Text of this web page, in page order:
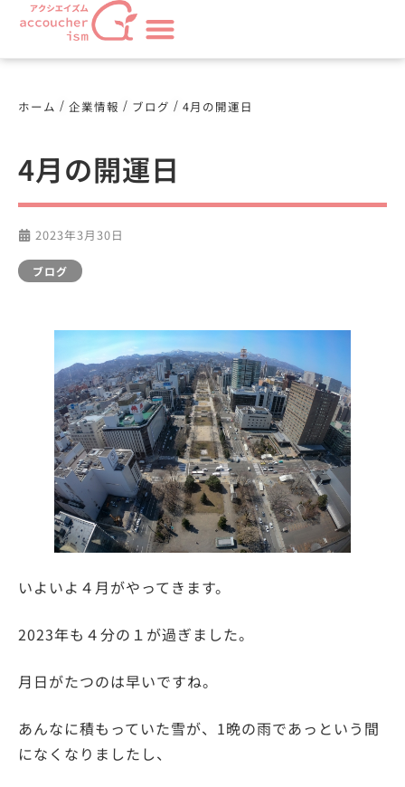
ホーム / 企業情報 / ブログ / 4月の開運日
4月の開運日
2023年3月30日
ブログ
いよいよ４月がやってきます。
2023年も４分の１が過ぎました。
月日がたつのは早いですね。
あんなに積もっていた雪が、1晩の雨であっという間
になくなりましたし、